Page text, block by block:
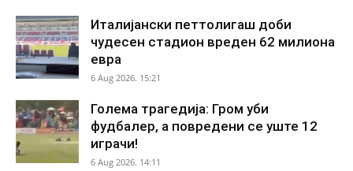
Италијански петтолигаш доби
чудесен стадион вреден 62 милиона
евра
6 Aug 2026. 15:21
Голема трагедија: Гром уби
фудбалер, а повредени се уште 12
играчи!
6 Aug 2026. 14:11